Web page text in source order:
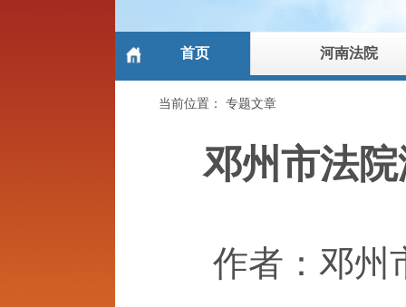
首页 河南法院
当前位置：专题文章
邓州市法
作者：邓